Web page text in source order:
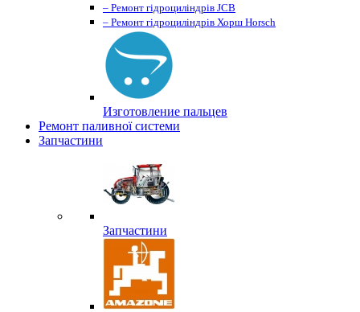
– Ремонт гідроциліндрів JCB
– Ремонт гідроциліндрів Хорш Horsch
Изготовление пальцев
Ремонт паливної системи
Запчастини
Запчастини